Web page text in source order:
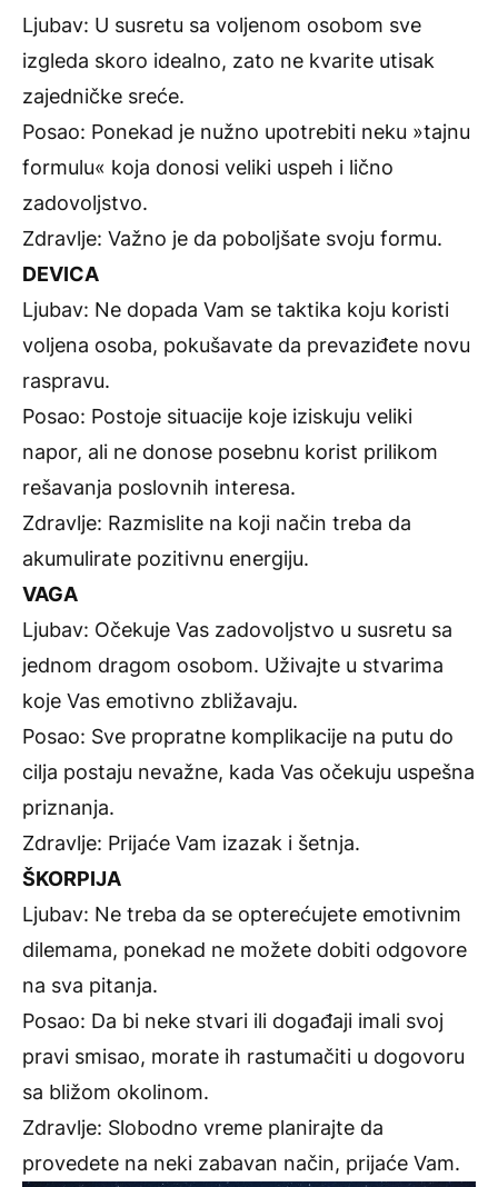
Ljubav: U susretu sa voljenom osobom sve
izgleda skoro idealno, zato ne kvarite utisak
zajedničke sreće.
Posao: Ponekad je nužno upotrebiti neku »tajnu
formulu« koja donosi veliki uspeh i lično
zadovoljstvo.
Zdravlje: Važno je da poboljšate svoju formu.
DEVICA
Ljubav: Ne dopada Vam se taktika koju koristi
voljena osoba, pokušavate da prevaziđete novu
raspravu.
Posao: Postoje situacije koje iziskuju veliki
napor, ali ne donose posebnu korist prilikom
rešavanja poslovnih interesa.
Zdravlje: Razmislite na koji način treba da
akumulirate pozitivnu energiju.
VAGA
Ljubav: Očekuje Vas zadovoljstvo u susretu sa
jednom dragom osobom. Uživajte u stvarima
koje Vas emotivno zbližavaju.
Posao: Sve propratne komplikacije na putu do
cilja postaju nevažne, kada Vas očekuju uspešna
priznanja.
Zdravlje: Prijaće Vam izazak i šetnja.
ŠKORPIJA
Ljubav: Ne treba da se opterećujete emotivnim
dilemama, ponekad ne možete dobiti odgovore
na sva pitanja.
Posao: Da bi neke stvari ili događaji imali svoj
pravi smisao, morate ih rastumačiti u dogovoru
sa bližom okolinom.
Zdravlje: Slobodno vreme planirajte da
provedete na neki zabavan način, prijaće Vam.